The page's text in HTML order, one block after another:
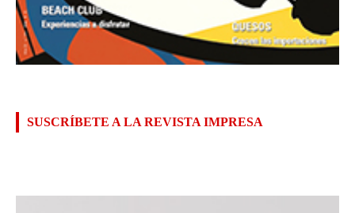
SUSCRÍBETE A LA REVISTA IMPRESA